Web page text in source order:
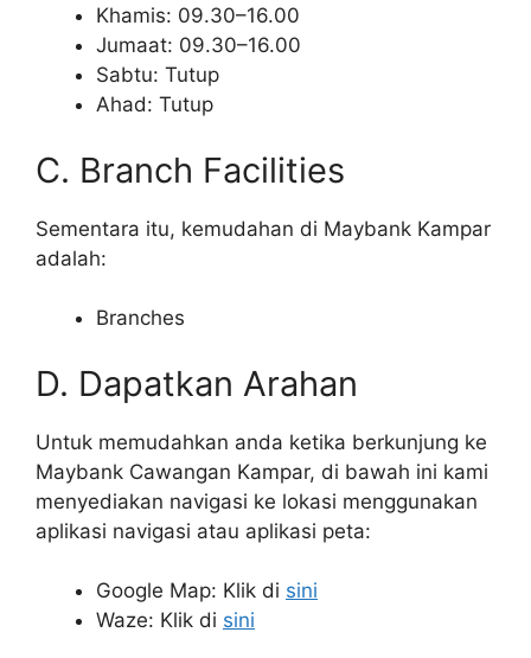
Khamis: 09.30–16.00
Jumaat: 09.30–16.00
Sabtu: Tutup
Ahad: Tutup
C. Branch Facilities
Sementara itu, kemudahan di Maybank Kampar
adalah:
Branches
D. Dapatkan Arahan
Untuk memudahkan anda ketika berkunjung ke
Maybank Cawangan Kampar, di bawah ini kami
menyediakan navigasi ke lokasi menggunakan
aplikasi navigasi atau aplikasi peta:
Google Map: Klik di sini
Waze: Klik di sini